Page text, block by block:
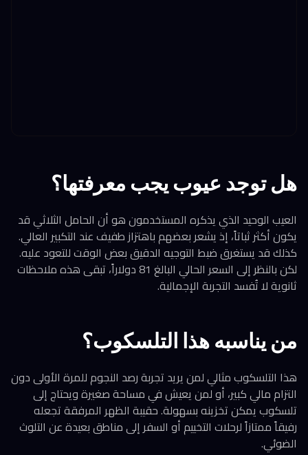
هل توجد عيوب يجب معرفتها؟
العيب الوحيد الذي يذكره المستخدمون هو أن الحامل الثلاثي قد
يكون أكثر ثباتاً، إذ يشعر بعضهم باهتزاز طفيف عند التكبير العالي.
كذلك قد يستغرق ضبط التوجيه الدقيق بعض الوقت للتعود عليه.
لكن بالنظر إلى السعر الحالي البالغ 81 دولاراً، تبقى هذه ملاحظات
ثانوية لا تُفسد التجربة الإجمالية.
من يناسبه هذا التلسكوب؟
هذا التلسكوب مثالي لمن يريد تجربة رصد النجوم للمرة الأولى دون
التزام مالي كبير، أو لمن يعيش في مساحة صغيرة ويحتاج إلى
تلسكوب يمكن تخزينه بسهولة. حقيبة الظهر المرفقة تجعله
رفيقاً ممتازاً لرحلات التخييم أو السفر إلى مناطق بعيدة عن التلوث
الضوئي.